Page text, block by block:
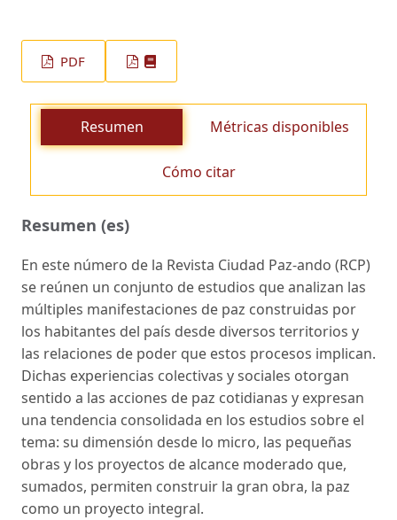
PDF
Resumen Métricas disponibles
Cómo citar
Resumen (es)
En este número de la Revista Ciudad Paz-ando (RCP)
se reúnen un conjunto de estudios que analizan las
múltiples manifestaciones de paz construidas por
los habitantes del país desde diversos territorios y
las relaciones de poder que estos procesos implican.
Dichas experiencias colectivas y sociales otorgan
sentido a las acciones de paz cotidianas y expresan
una tendencia consolidada en los estudios sobre el
tema: su dimensión desde lo micro, las pequeñas
obras y los proyectos de alcance moderado que,
sumados, permiten construir la gran obra, la paz
como un proyecto integral.